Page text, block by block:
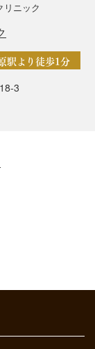
リニック
駅より徒歩1分
3